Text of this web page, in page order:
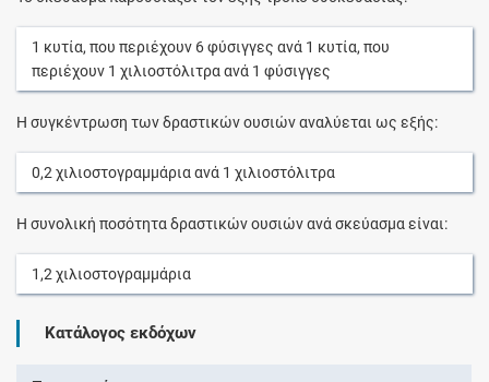
1 κυτία, που περιέχουν 6φύσιγγες ανά 1 κυτία, που
περιέχουν 1 χιλιοστόλιτραανά 1 φύσιγγες
Η συγκέντρωση των δραστικών ουσιών αναλύεται ως εξής:
0,2χιλιοστογραμμάριαανά 1 χιλιοστόλιτρα
Η συνολική ποσότητα δραστικών ουσιών ανά σκεύασμα είναι:
1,2χιλιοστογραμμάρια
Κατάλογος εκδόχων